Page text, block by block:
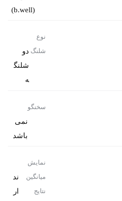
(b.well)
نوع
شلنگ دو
شلنگ
ه
سخنگو
نمی
باشد
نمایش
میانگین
نتایج
ند
ار